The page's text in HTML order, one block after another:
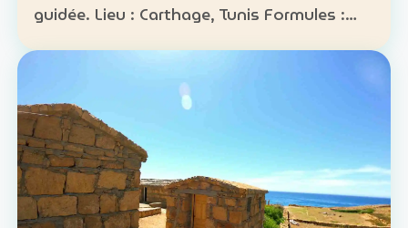
guidée. Lieu : Carthage, Tunis Formules :
location libre ou parcours accompagné
patrimoine lo…